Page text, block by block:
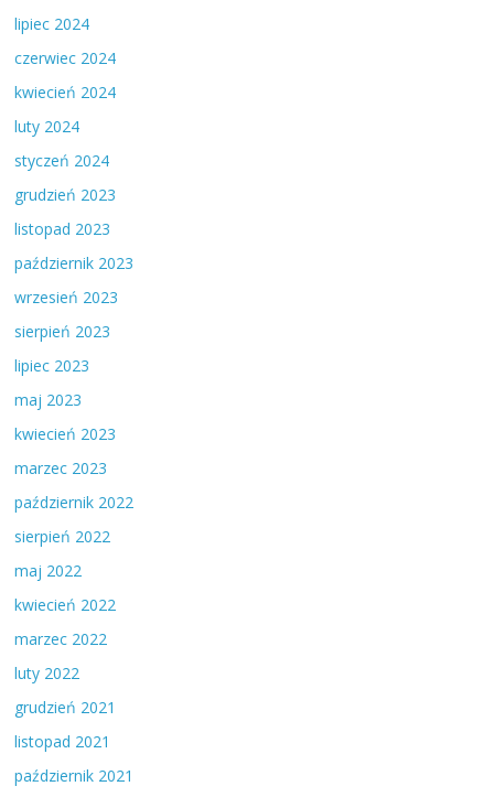
lipiec 2024
czerwiec 2024
kwiecień 2024
luty 2024
styczeń 2024
grudzień 2023
listopad 2023
październik 2023
wrzesień 2023
sierpień 2023
lipiec 2023
maj 2023
kwiecień 2023
marzec 2023
październik 2022
sierpień 2022
maj 2022
kwiecień 2022
marzec 2022
luty 2022
grudzień 2021
listopad 2021
październik 2021